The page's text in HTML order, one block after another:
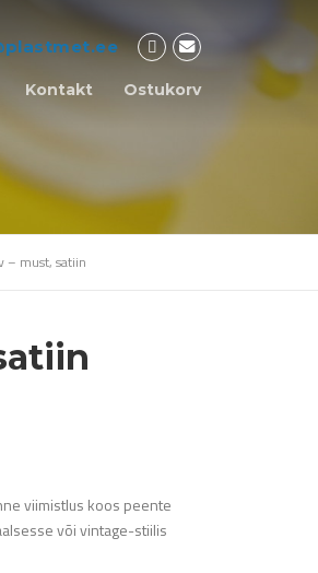
Kontakt Ostukorv
– must, satiin
viimistlus koos peente
või vintage-stiilis